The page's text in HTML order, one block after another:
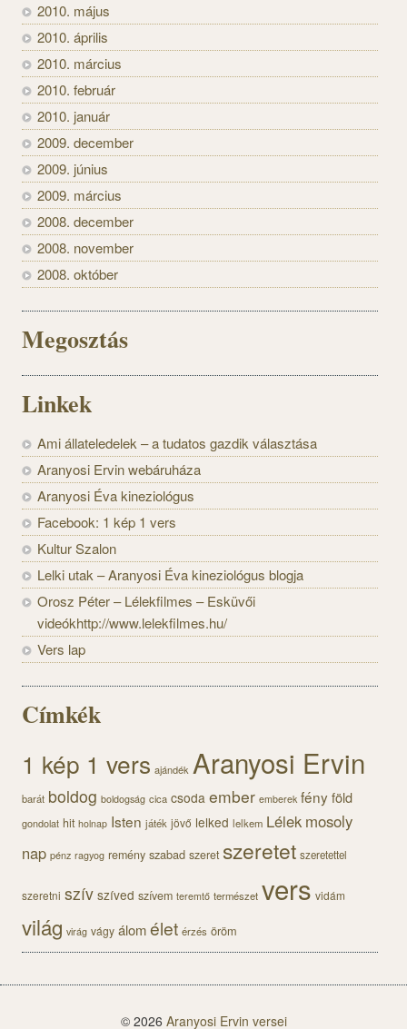
2010. május
2010. április
2010. március
2010. február
2010. január
2009. december
2009. június
2009. március
2008. december
2008. november
2008. október
Megosztás
Linkek
Ami állateledelek – a tudatos gazdik választása
Aranyosi Ervin webáruháza
Aranyosi Éva kineziológus
Facebook: 1 kép 1 vers
Kultur Szalon
Lelki utak – Aranyosi Éva kineziológus blogja
Orosz Péter – Lélekfilmes – Esküvői
videókhttp://www.lelekfilmes.hu/
Vers lap
Címkék
1 kép 1 vers ajándék Aranyosi Ervin
barát boldog boldogság cica csoda ember emberek fényföld
gondolat hit holnap Isten játék jövő lelked lelkem Lélek mosoly
nap pénz ragyog remény szabad szeret szeretet szeretettel
szeretni szív szíved szívem teremtő természet vers vidám
világ virág vágy álomélet érzés öröm
© 2026 Aranyosi Ervin versei